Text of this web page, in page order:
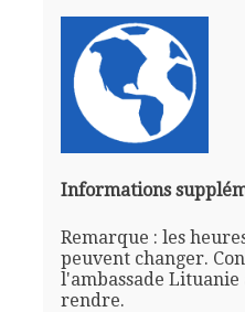
Informations
Remarque : les
peuvent changer.
l'ambassade Lituanie
rendre.